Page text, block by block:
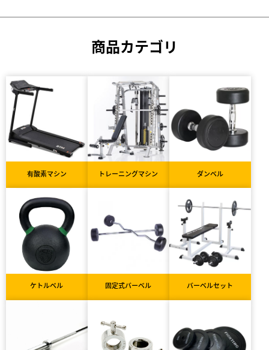
商品カテゴリ
有酸素マシン トレーニングマシン ダンベル
ケトルベル 固定式バーベル バーベルセット